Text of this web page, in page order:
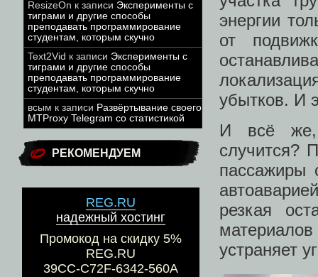
ResizeOn к записи Эксперименты с
тиграми и другие способы
преподавать программирование
студентам, которым скучно
Text2Vid к записи Эксперименты с
тиграми и другие способы
преподавать программирование
студентам, которым скучно
всым к записи Развёртывание своего
MTProxy Telegram со статистикой
РЕКОМЕНДУЕМ
REG.RU
надежный хостинг
Промокод на скидку 5%
REG.RU
39CC-C72F-6342-560A
энергии
от
убытков. И
И всё же,
случится?
пассажиры
резкая
устраняет